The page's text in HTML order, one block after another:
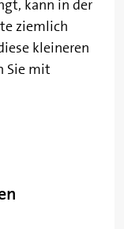
kann in der
ziemlich
kleineren
Sie mit